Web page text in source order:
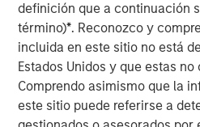
definición que a continuación
término)*. Reconozco y
incluida en este sitio no está
Estados Unidos y que estas
Comprendo asimismo que la
este sitio puede referirse a
We examine the present
opportunities (PVGO) in
stock market as well as
that the PVGO